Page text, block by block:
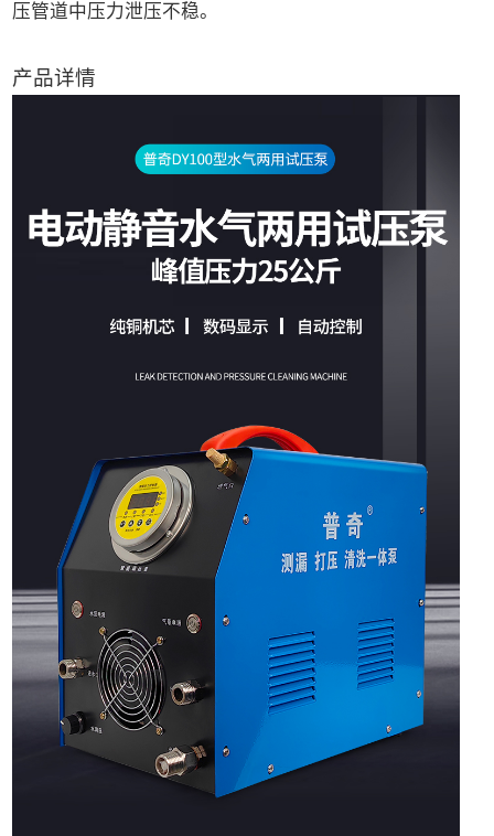
压管道中压力泄压不稳。
产品详情